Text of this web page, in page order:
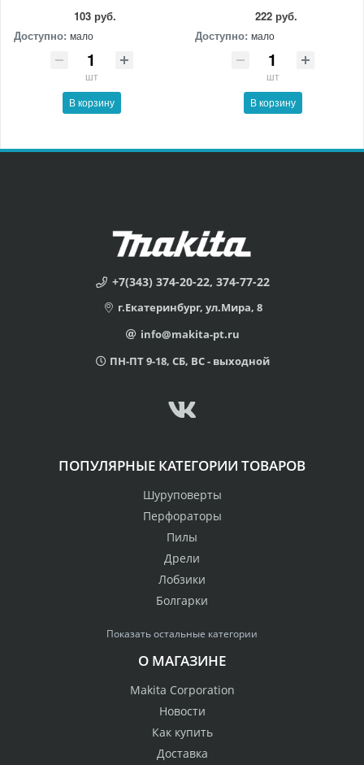
103 руб.
Доступно: мало
шт
В корзину
222 руб.
Доступно: мало
шт
В корзину
+7(343) 374-20-22, 374-77-22
г.Екатеринбург, ул.Мира, 8
info@makita-pt.ru
ПН-ПТ 9-18, СБ, ВС - выходной
ПОПУЛЯРНЫЕ КАТЕГОРИИ ТОВАРОВ
Шуруповерты
Перфораторы
Пилы
Дрели
Лобзики
Болгарки
Показать остальные категории
О МАГАЗИНЕ
Makita Corporation
Новости
Как купить
Доставка